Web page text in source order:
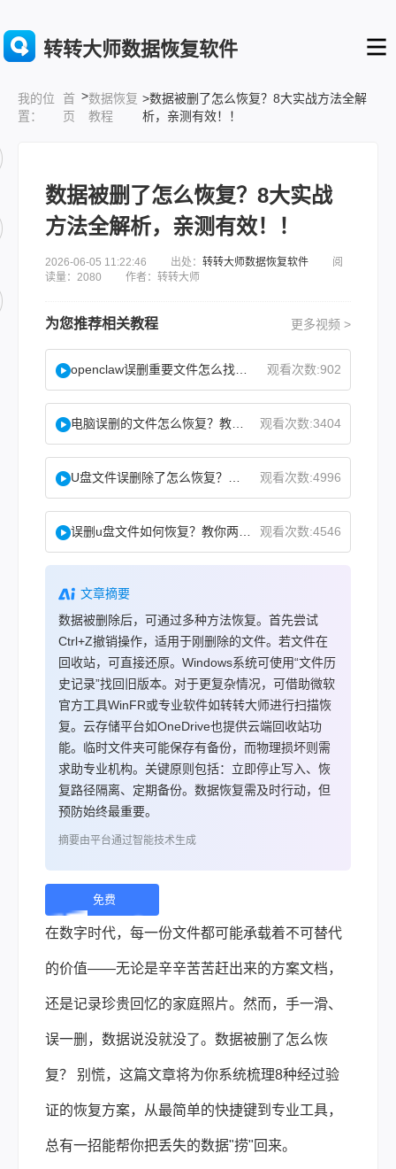
转转大师数据恢复软件
我的位
置：
首
页
>数据恢复
教程
>数据被删了怎么恢复？8大实战方法全解
析，亲测有效！！
数据被删了怎么恢复？8大实战
方法全解析，亲测有效！！
2026-06-05 11:22:46 出处： 转转大师数据恢复软件 阅
读量：2080 作者：转转大师
为您推荐相关教程 更多视频 >
观看次数:902
观看次数:3404
观看次数:4996
观看次数:4546
文章摘要
数据被删除后，可通过多种方法恢复。首先尝试
Ctrl+Z撤销操作，适用于刚删除的文件。若文件在
回收站，可直接还原。Windows系统可使用“文件历
史记录”找回旧版本。对于更复杂情况，可借助微软
官方工具WinFR或专业软件如转转大师进行扫描恢
复。云存储平台如OneDrive也提供云端回收站功
能。临时文件夹可能保存有备份，而物理损坏则需
求助专业机构。关键原则包括：立即停止写入、恢
复路径隔离、定期备份。数据恢复需及时行动，但
预防始终最重要。
摘要由平台通过智能技术生成
免费
下
载 |
在数字时代，每一份文件都可能承载着不可替代
的价值——无论是辛辛苦苦赶出来的方案文档，
还是记录珍贵回忆的家庭照片。然而，手一滑、
误一删，数据说没就没了。数据被删了怎么恢
复？ 别慌，这篇文章将为你系统梳理8种经过验
证的恢复方案，从最简单的快捷键到专业工具，
总有一招能帮你把丢失的数据"捞"回来。